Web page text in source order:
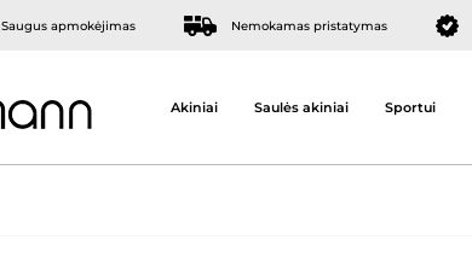
Saugus apmokėjimas Nemokamas pristatymas
Akiniai Saulės akiniai Sportui